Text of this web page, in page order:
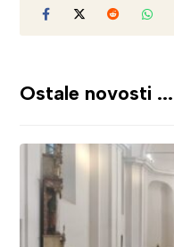
Ostale novosti ...